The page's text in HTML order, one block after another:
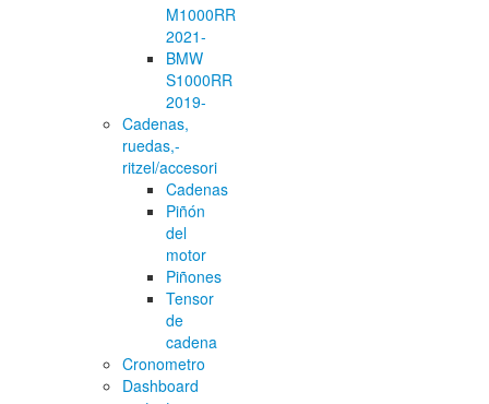
M1000RR
2021-
BMW
S1000RR
2019-
Cadenas,
ruedas,-
ritzel/accesori
Cadenas
Piñón
del
motor
Piñones
Tensor
de
cadena
Cronometro
Dashboard